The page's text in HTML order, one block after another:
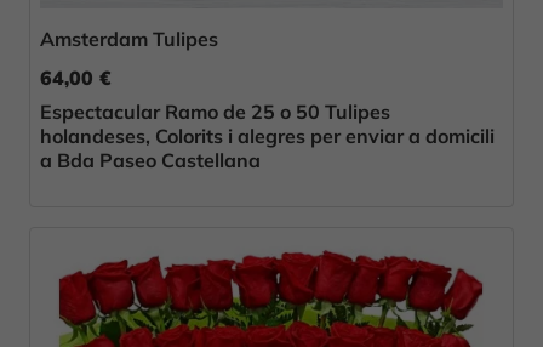
Amsterdam Tulipes
64,00 €
Espectacular Ramo de 25 o 50 Tulipes
holandeses, Colorits i alegres per enviar a domicili
a Bda Paseo Castellana